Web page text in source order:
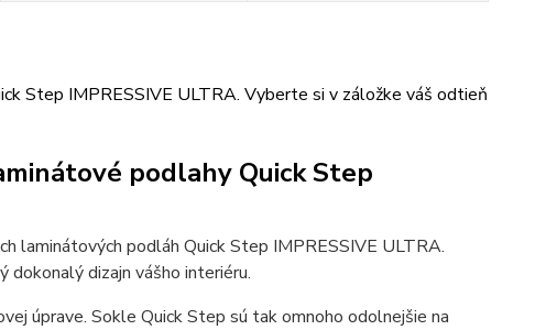
Step IMPRESSIVE ULTRA. Vyberte si v záložke váš odtieň
podlahy Quick Step
laminátových podláh Quick Step IMPRESSIVE ULTRA.
dizajn vášho interiéru.
úprave. Sokle Quick Step sú tak omnoho odolnejšie na